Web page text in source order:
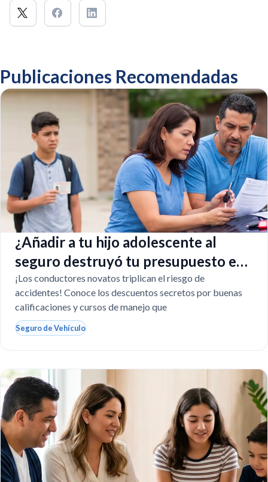
Publicaciones Recomendadas
¿Añadir a tu hijo adolescente al
seguro destruyó tu presupuesto en
Texas?
¡Los conductores novatos triplican el riesgo de
accidentes! Conoce los descuentos secretos por buenas
calificaciones y cursos de manejo que
Seguro de Vehículo